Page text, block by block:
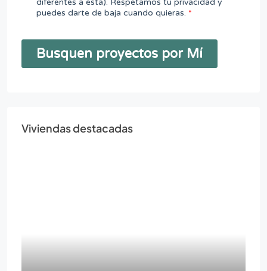
Viviendas destacadas